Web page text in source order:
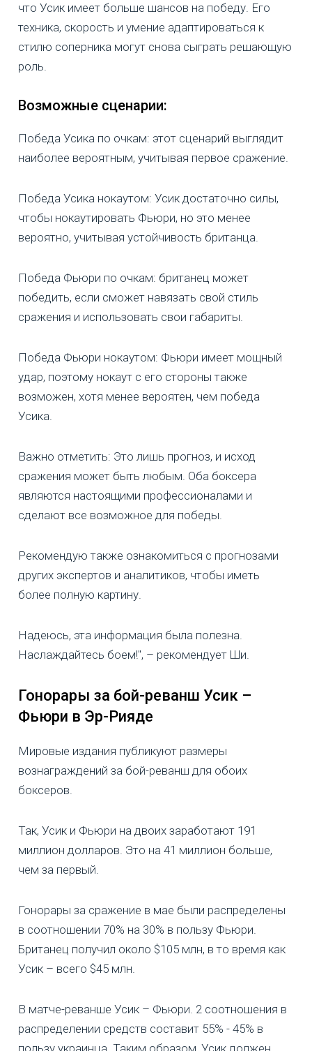
что Усик имеет больше шансов на победу. Его
техника, скорость и умение адаптироваться к
стилю соперника могут снова сыграть решающую
роль.
Возможные сценарии:
Победа Усика по очкам: этот сценарий выглядит
наиболее вероятным, учитывая первое сражение.
Победа Усика нокаутом: Усик достаточно силы,
чтобы нокаутировать Фьюри, но это менее
вероятно, учитывая устойчивость британца.
Победа Фьюри по очкам: британец может
победить, если сможет навязать свой стиль
сражения и использовать свои габариты.
Победа Фьюри нокаутом: Фьюри имеет мощный
удар, поэтому нокаут с его стороны также
возможен, хотя менее вероятен, чем победа
Усика.
Важно отметить: Это лишь прогноз, и исход
сражения может быть любым. Оба боксера
являются настоящими профессионалами и
сделают все возможное для победы.
Рекомендую также ознакомиться с прогнозами
других экспертов и аналитиков, чтобы иметь
более полную картину.
Надеюсь, эта информация была полезна.
Наслаждайтесь боем!", – рекомендует Ши.
Гонорары за бой-реванш Усик –
Фьюри в Эр-Рияде
Мировые издания публикуют размеры
вознаграждений за бой-реванш для обоих
боксеров.
Так, Усик и Фьюри на двоих заработают 191
миллион долларов. Это на 41 миллион больше,
чем за первый.
Гонорары за сражение в мае были распределены
в соотношении 70% на 30% в пользу Фьюри.
Британец получил около $105 млн, в то время как
Усик – всего $45 млн.
В матче-реванше Усик – Фьюри. 2 соотношения в
распределении средств составит 55% - 45% в